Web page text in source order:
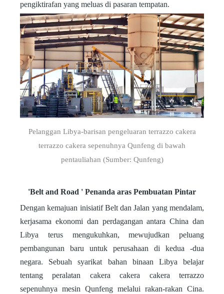
pengiktirafan yang meluas di pasaran tempatan.
Pelanggan Libya-barisan pengeluaran terrazzo cakera
terrazzo cakera sepenuhnya Qunfeng di bawah
pentauliahan (Sumber: Qunfeng)
'Belt and Road ' Penanda aras Pembuatan Pintar
Dengan kemajuan inisiatif Belt dan Jalan yang mendalam,
kerjasama ekonomi dan perdagangan antara China dan
Libya terus mengukuhkan, mewujudkan peluang
pembangunan baru untuk perusahaan di kedua -dua
negara. Sebuah syarikat bahan binaan Libya belajar
tentang peralatan cakera cakera cakera terrazzo
sepenuhnya mesin Qunfeng melalui rakan-rakan Cina.